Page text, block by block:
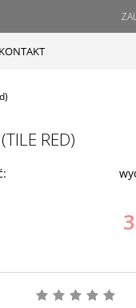
KONTAKT
RED)